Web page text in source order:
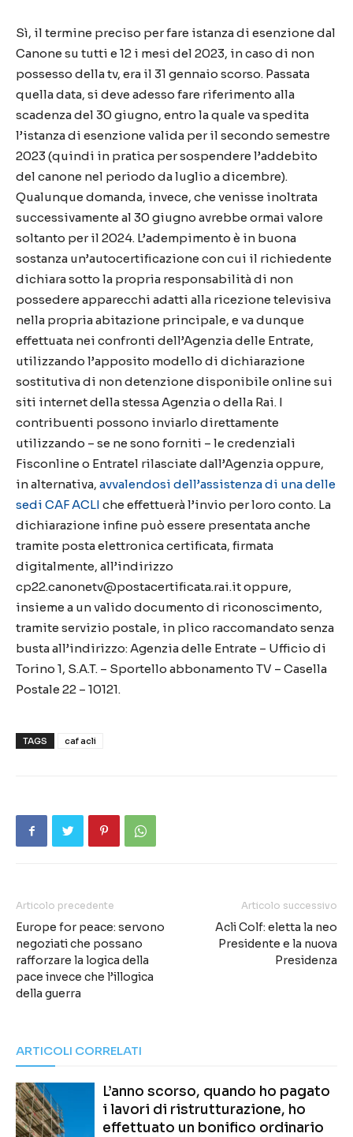
Sì, il termine preciso per fare istanza di esenzione dal
Canone su tutti e 12 i mesi del 2023, in caso di non
possesso della tv, era il 31 gennaio scorso. Passata
quella data, si deve adesso fare riferimento alla
scadenza del 30 giugno, entro la quale va spedita
l’istanza di esenzione valida per il secondo semestre
2023 (quindi in pratica per sospendere l’addebito
del canone nel periodo da luglio a dicembre).
Qualunque domanda, invece, che venisse inoltrata
successivamente al 30 giugno avrebbe ormai valore
soltanto per il 2024. L’adempimento è in buona
sostanza un’autocertificazione con cui il richiedente
dichiara sotto la propria responsabilità di non
possedere apparecchi adatti alla ricezione televisiva
nella propria abitazione principale, e va dunque
effettuata nei confronti dell’Agenzia delle Entrate,
utilizzando l’apposito modello di dichiarazione
sostitutiva di non detenzione disponibile online sui
siti internet della stessa Agenzia o della Rai. I
contribuenti possono inviarlo direttamente
utilizzando – se ne sono forniti – le credenziali
Fisconline o Entratel rilasciate dall’Agenzia oppure,
in alternativa, avvalendosi dell’assistenza di una delle
sedi CAF ACLI che effettuerà l’invio per loro conto. La
dichiarazione infine può essere presentata anche
tramite posta elettronica certificata, firmata
digitalmente, all’indirizzo
cp22.canonetv@postacertificata.rai.it oppure,
insieme a un valido documento di riconoscimento,
tramite servizio postale, in plico raccomandato senza
busta all’indirizzo: Agenzia delle Entrate – Ufficio di
Torino 1, S.A.T. – Sportello abbonamento TV – Casella
Postale 22 – 10121.
TAGS caf acli
Articolo precedente
Europe for peace: servono
negoziati che possano
rafforzare la logica della
pace invece che l’illogica
della guerra
Articolo successivo
Acli Colf: eletta la neo
Presidente e la nuova
Presidenza
ARTICOLI CORRELATI
L’anno scorso, quando ho pagato
i lavori di ristrutturazione, ho
effettuato un bonifico ordinario